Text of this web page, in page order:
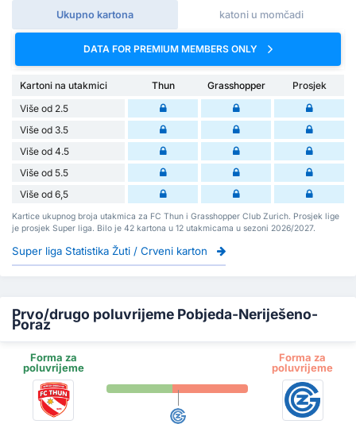
Ukupno kartona katoni u momčadi
DATA FOR PREMIUM MEMBERS ONLY
Kartoni na utakmici Thun Grasshopper
Prosjek
Više od 2.5
Više od 3.5
Više od 4.5
Više od 5.5
Više od 6,5
Kartice ukupnog broja utakmica za FC Thun i Grasshopper Club Zurich. Prosjek lige
je prosjek Super liga. Bilo je 42 kartona u 12 utakmicama u sezoni 2026/2027.
Super liga Statistika Žuti / Crveni karton
Prvo/drugo poluvrijeme Pobjeda-Neriješeno-
Poraz
Forma za
poluvrijeme
Forma za
poluvrijeme